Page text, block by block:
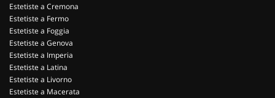
Estetiste a Cremona
Estetiste a Fermo
Estetiste a Foggia
Estetiste a Genova
Estetiste a Imperia
Estetiste a Latina
Estetiste a Livorno
Estetiste a Macerata